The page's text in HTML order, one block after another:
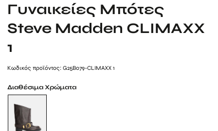
Γυναικείες Μπότες
Steve Madden CLIMAXX
1
Kωδικός προϊόντος: G25B079-CLIMAXX 1
Διαθέσιμα Χρώματα